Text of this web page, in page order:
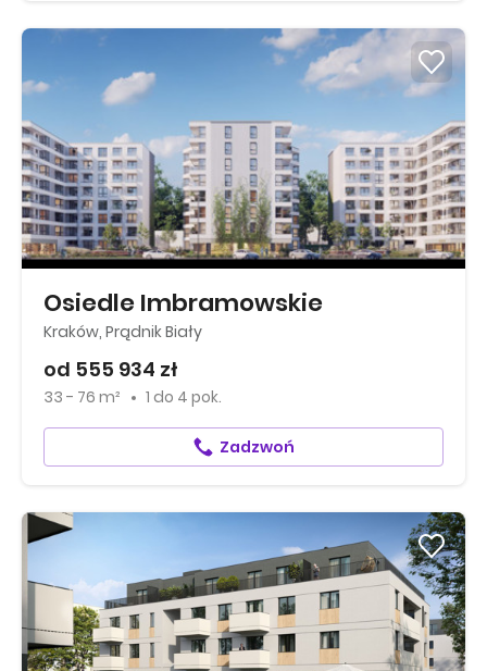
Osiedle Imbramowskie
Kraków, Prądnik Biały
od 555 934 zł
33 - 76 m² 1 do 4 pok.
Zadzwoń